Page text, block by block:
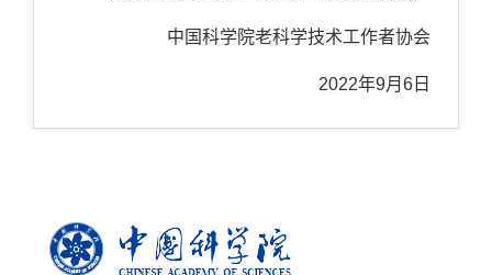
中国科学院老科学技术工作者协会
2022年9月 6 日